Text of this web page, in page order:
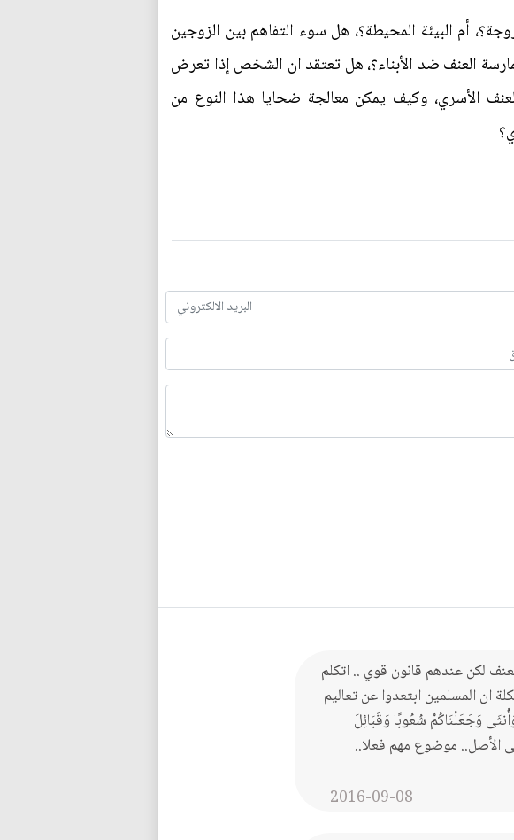
أم البيئة المحيطة؟، هل سوء التفاهم بين الزوجين
العنف ضد الأبناء؟، هل تعتقد ان الشخص إذا تعرض
الأسري، وكيف يمكن معالجة ضحايا هذا النوع من
لكن عندهم قانون قوي .. اتكلم
ان المسلمين ابتعدوا عن تعاليم
وَجَعَلْنَاكُمْ شُعُوبًا وَقَبَائِلَ
الأصل.. موضوع مهم فعلا..
2016-09-08